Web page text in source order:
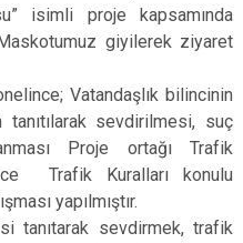
isimli proje kapsamında
giyilerek ziyaret
Vatandaşlık bilincinin
sevdirilmesi, suç
Proje ortağı Trafik
Trafik Kuralları konulu
yapılmıştır.
tanıtarak sevdirmek, trafik